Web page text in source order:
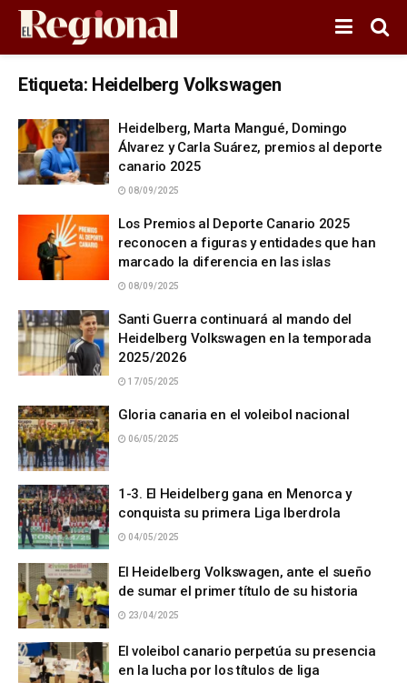
Etiqueta: Heidelberg Volkswagen
Heidelberg, Marta Mangué, Domingo
Álvarez y Carla Suárez, premios al deporte
canario 2025
08/09/2025
Los Premios al Deporte Canario 2025
reconocen a figuras y entidades que han
marcado la diferencia en las islas
08/09/2025
Santi Guerra continuará al mando del
Heidelberg Volkswagen en la temporada
2025/2026
17/05/2025
Gloria canaria en el voleibol nacional
06/05/2025
1-3. El Heidelberg gana en Menorca y
conquista su primera Liga Iberdrola
04/05/2025
El Heidelberg Volkswagen, ante el sueño
de sumar el primer título de su historia
23/04/2025
El voleibol canario perpetúa su presencia
en la lucha por los títulos de liga